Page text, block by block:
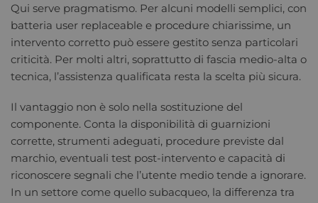
Qui serve pragmatismo. Per alcuni modelli semplici, con
batteria user replaceable e procedure chiarissime, un
intervento corretto può essere gestito senza particolari
criticità. Per molti altri, soprattutto di fascia medio-alta o
tecnica, l’assistenza qualificata resta la scelta più sicura.
Il vantaggio non è solo nella sostituzione del
componente. Conta la disponibilità di guarnizioni
corrette, strumenti adeguati, procedure previste dal
marchio, eventuali test post-intervento e capacità di
riconoscere segnali che l’utente medio tende a ignorare.
In un settore come quello subacqueo, la differenza tra